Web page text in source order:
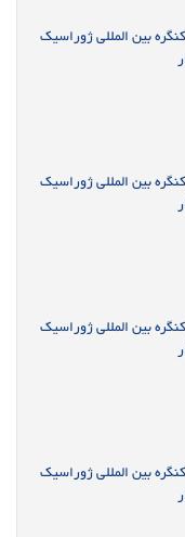
بین المللی ژوراسیک
بین المللی ژوراسیک
بین المللی ژوراسیک
بین المللی ژوراسیک